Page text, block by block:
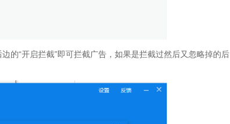
“开启拦截”即可拦截广告，如果是拦截过然后又忽略掉的后